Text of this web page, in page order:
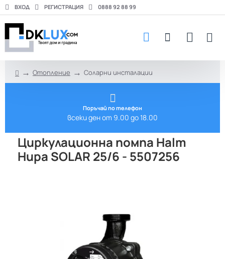
ВХОД РЕГИСТРАЦИЯ 0888 92 88 99
Отопление Соларни инсталации
Поръчай по телефон
всеки ден от 9.00 до 18.00
Циркулационна помпа Halm
Hupa SOLAR 25/6 - 5507256